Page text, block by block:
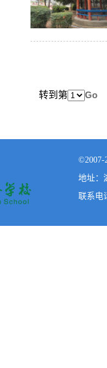
转到第
©2007-
地址：
联系电